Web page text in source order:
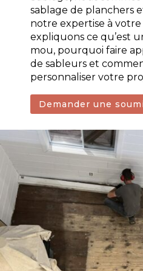
sablage de planchers
notre expertise à votre
expliquons ce qu’est
mou, pourquoi faire
de sableurs et
personnaliser votre
Demander une